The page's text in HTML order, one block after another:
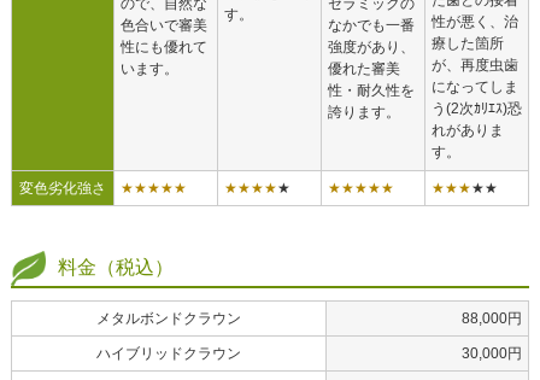
ので、自然な
色合いで審美
性にも優れて
います。
す。
セラミックの
なかでも一番
強度があり、
優れた審美
性・耐久性を
誇ります。
性が悪く、治
療した箇所
が、再度虫歯
になってしま
う(2次ｶﾘｴｽ)恐
れがありま
す。
変色劣化強さ ★★★★★ ★★★★★ ★★★★★ ★★★★★
料金（税込）
メタルボンドクラウン 88,000円
ハイブリッドクラウン 30,000円